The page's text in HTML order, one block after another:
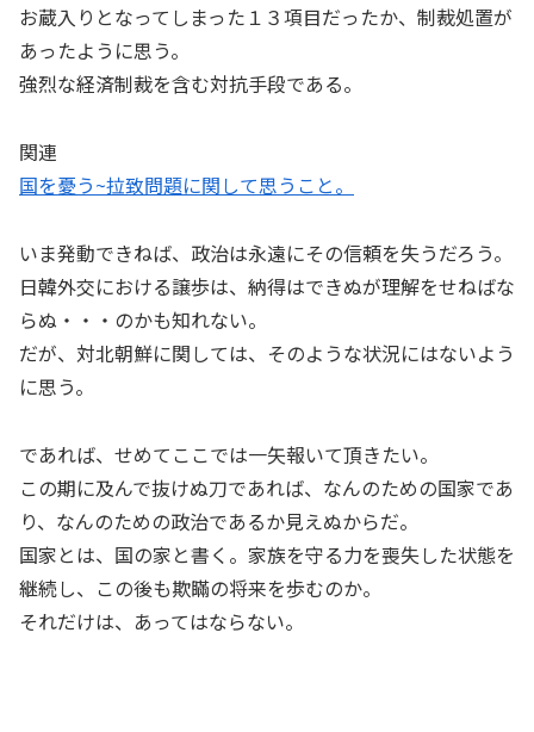
お蔵入りとなってしまった１３項目だったか、制裁処置が
あったように思う。
強烈な経済制裁を含む対抗手段である。
関連
国を憂う~拉致問題に関して思うこと。
いま発動できねば、政治は永遠にその信頼を失うだろう。
日韓外交における譲歩は、納得はできぬが理解をせねばな
らぬ・・・のかも知れない。
だが、対北朝鮮に関しては、そのような状況にはないよう
に思う。
であれば、せめてここでは一矢報いて頂きたい。
この期に及んで抜けぬ刀であれば、なんのための国家であ
り、なんのための政治であるか見えぬからだ。
国家とは、国の家と書く。家族を守る力を喪失した状態を
継続し、この後も欺瞞の将来を歩むのか。
それだけは、あってはならない。